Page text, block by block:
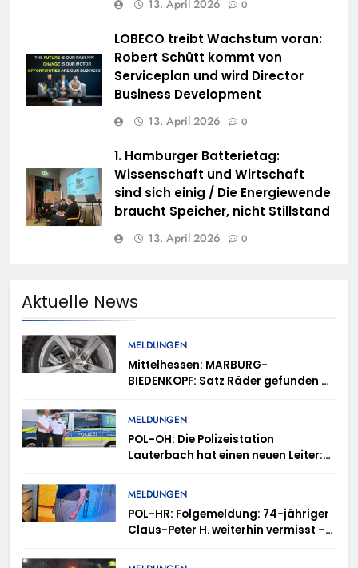
13. April 2026 0
LOBECO treibt Wachstum voran:
Robert Schütt kommt von
Serviceplan und wird Director
Business Development
13. April 2026 0
1. Hamburger Batterietag:
Wissenschaft und Wirtschaft
sind sich einig / Die Energiewende
braucht Speicher, nicht Stillstand
13. April 2026 0
Aktuelle News
MELDUNGEN
Mittelhessen: MARBURG-
BIEDENKOPF: Satz Räder gefunden –
MELDUNGEN
POL-OH: Die Polizeistation
Lauterbach hat einen neuen Leiter:
MELDUNGEN
POL-HR: Folgemeldung: 74-jähriger
Claus-Peter H. weiterhin vermisst –